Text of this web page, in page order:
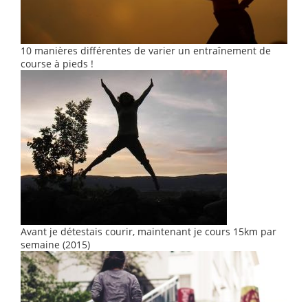
10 manières différentes de varier un entraînement de
course à pieds !
Avant je détestais courir, maintenant je cours 15km par
semaine (2015)